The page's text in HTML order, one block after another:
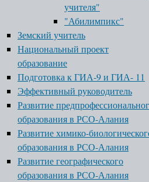
учителя"
"Абилимпикс"
Земский учитель
Национальный проект
образование
Подготовка к ГИА-9 и ГИА- 11
Эффективный руководитель
Развитие
образования в РСО-Алания
Развитие химико-
образования в РСО-Алания
Развитие географического
образования в РСО-Алания